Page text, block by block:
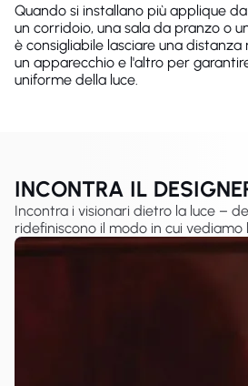
Quando si installano più applique
un corridoio, una sala da pranzo o
è consigliabile lasciare una
un apparecchio e l'altro per
uniforme della luce.
INCONTRA IL
Incontra i visionari dietro la luce –
ridefiniscono il modo in cui vediamo